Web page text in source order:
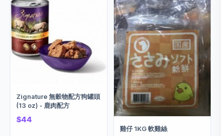
Zignature 無穀物配方狗罐頭
(13 oz) - 鹿肉配方
$44
雞仔 1KG 軟雞絲